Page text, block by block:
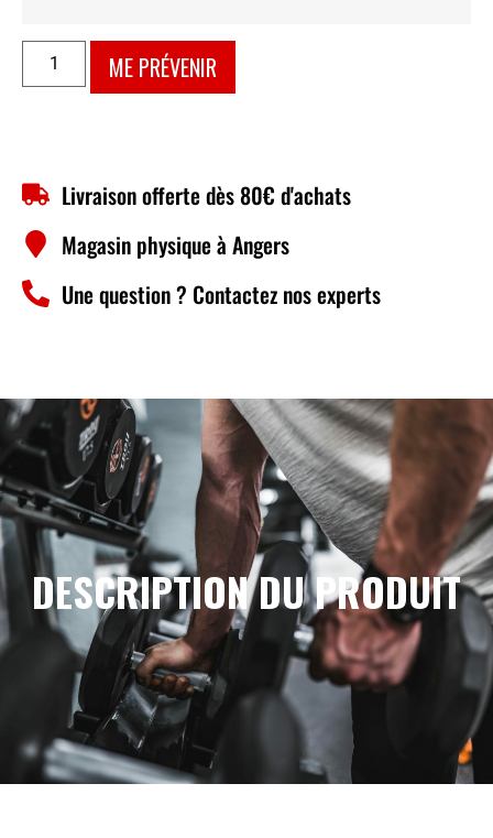
ME PRÉVENIR
Livraison offerte dès 80€ d'achats
Magasin physique à Angers
Une question ? Contactez nos experts
DESCRIPTION DU PRODUIT